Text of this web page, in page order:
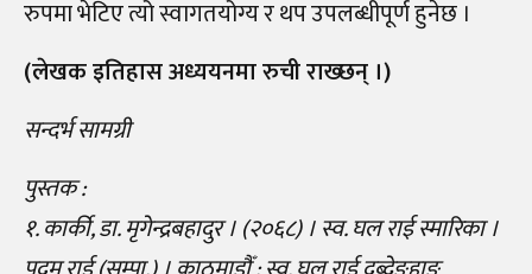
रुपमा भेटिए त्यो स्वागतयोग्य र थप उपलब्धीपूर्ण हुनेछ ।
(लेखक इतिहास अध्ययनमा रुची राख्छन् ।)
सन्दर्भ सामग्री
पुस्तक :
१. कार्की, डा. मृगेन्द्रबहादुर । (२०६८) । स्व. घल राई स्मारिका ।